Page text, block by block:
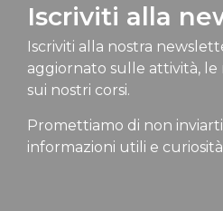
Iscriviti alla
Iscriviti alla nostra
aggiornato sulle attività, le
sui nostri corsi.
Promettiamo di non
informazioni utili e